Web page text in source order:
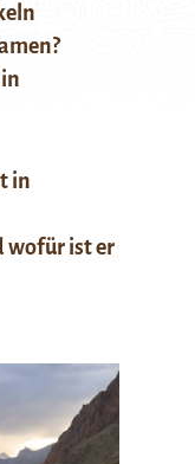
in
wofür ist er